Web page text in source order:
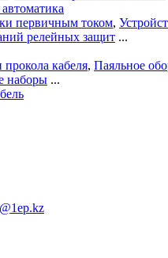
первичным током,
релейных защит ...
прокола кабеля, Паяльное
наборы ...